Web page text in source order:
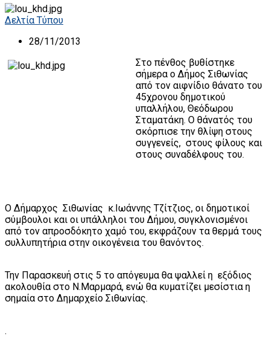
Δελτία Τύπου
28/11/2013
Στο πένθος βυθίστηκε
σήμερα ο Δήμος Σιθωνίας
από τον αιφνίδιο θάνατο του
45χρονου δημοτικού
υπαλλήλου, Θεόδωρου
Σταματάκη. Ο θάνατός του
σκόρπισε την θλίψη στους
συγγενείς, στους φίλους και
στους συναδέλφους του.
Ο Δήμαρχος Σιθωνίας κ.Ιωάννης Τζίτζιος, οι δημοτικοί
σύμβουλοι και οι υπάλληλοι του Δήμου, συγκλονισμένοι
από τον απροσδόκητο χαμό του, εκφράζουν τα θερμά τους
συλλυπητήρια στην οικογένεια του θανόντος.
Την Παρασκευή στις 5 το απόγευμα θα ψαλλεί η εξόδιος
ακολουθία στο Ν.Μαρμαρά, ενώ θα κυματίζει μεσίστια η
σημαία στο Δημαρχείο Σιθωνίας.
.